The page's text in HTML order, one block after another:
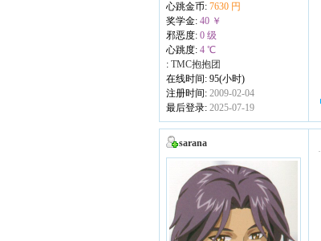
心跳金币: 7630 円
奖学金: 40 ￥
邪恶度: 0 级
心跳度: 4 ℃
: TMC抱抱团
在线时间: 95(小时)
注册时间: 2009-02-04
最后登录: 2025-07-19
sarana